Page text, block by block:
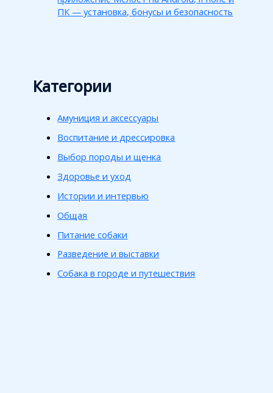
ПК — установка, бонусы и безопасность
Категории
Амуниция и аксессуары
Воспитание и дрессировка
Выбор породы и щенка
Здоровье и уход
Истории и интервью
Общая
Питание собаки
Разведение и выставки
Собака в городе и путешествия